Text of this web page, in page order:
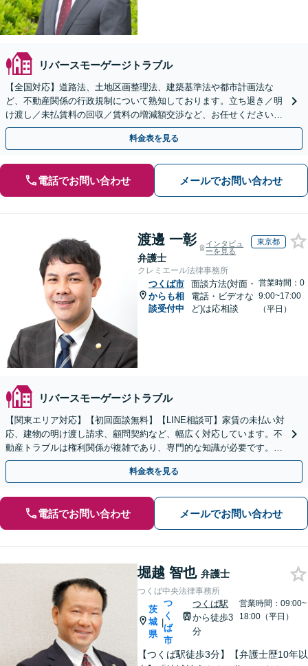
リバースモーゲージトラブル
【全国対応】道路法、土地区画整理法、建築基準法や都市計画法な
ど、不動産関係の行政規制について熟知しております。立ち退き／明
け渡し／未払賃料の回収／賃料の増減額交渉など、お任せください。
複雑化する前にご相談ください。
料金表を見る
電話でお問い合わせ メールでお問い合わせ
渡邊 一彰
弁護士
インタビュ
ーを見る
東京都
クレミエール法律事務所
つくば市
からも相
談受付中
面談方法(対面・
電話・ビデオな
ど)は応相談
営業時間：0
9:00~17:00
（平日）
リバースモーゲージトラブル
【関東エリア対応】【初回面談無料】【LINE相談可】家賃の未払い対
応、建物の明け渡し請求、顧問契約など、幅広く対応しています。不
動産トラブルは権利関係が複雑であり、専門的な知識が必要です。ぜ
ひ弁護士にご相談ください。【休日・夜間面談可】
料金表を見る
電話でお問い合わせ メールでお問い合わせ
堀越 智也 弁護士
つくば中央法律事務所
茨
城
県
|
つ
く
ば
市
つくば駅
から徒歩3
分
営業時間：09:00~
18:00（平日）
【つくば駅徒歩3分】【弁護士歴10年以